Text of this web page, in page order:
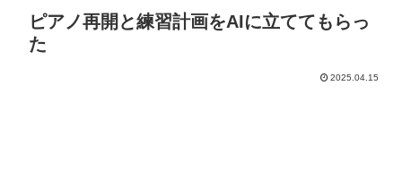
ピアノ再開と練習計画をAIに立ててもらっ
た
2025.04.15